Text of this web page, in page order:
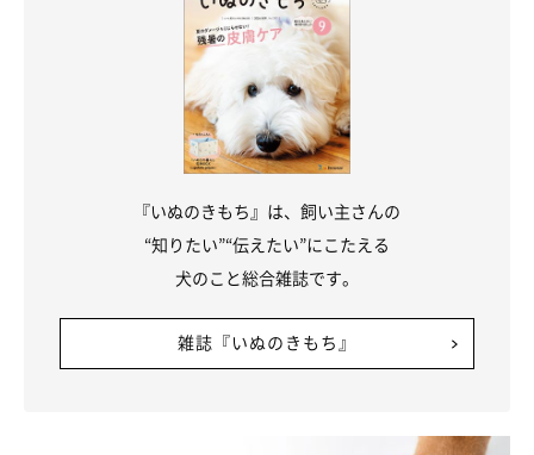
『いぬのきもち』は、飼い主さんの
“知りたい”“伝えたい”にこたえる
犬のこと総合雑誌です。
雑誌『いぬのきもち』